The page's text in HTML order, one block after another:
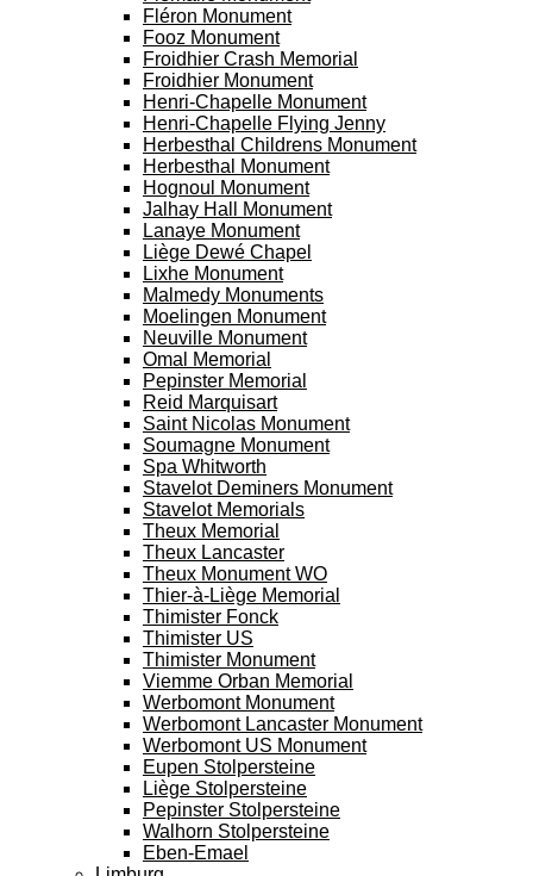
Fléron Monument
Fooz Monument
Froidhier Crash Memorial
Froidhier Monument
Henri-Chapelle Monument
Henri-Chapelle Flying Jenny
Herbesthal Childrens Monument
Herbesthal Monument
Hognoul Monument
Jalhay Hall Monument
Lanaye Monument
Liège Dewé Chapel
Lixhe Monument
Malmedy Monuments
Moelingen Monument
Neuville Monument
Omal Memorial
Pepinster Memorial
Reid Marquisart
Saint Nicolas Monument
Soumagne Monument
Spa Whitworth
Stavelot Deminers Monument
Stavelot Memorials
Theux Memorial
Theux Lancaster
Theux Monument WO
Thier-à-Liège Memorial
Thimister Fonck
Thimister US
Thimister Monument
Viemme Orban Memorial
Werbomont Monument
Werbomont Lancaster Monument
Werbomont US Monument
Eupen Stolpersteine
Liège Stolpersteine
Pepinster Stolpersteine
Walhorn Stolpersteine
Eben-Emael